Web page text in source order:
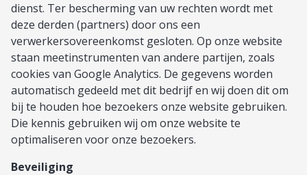
dienst. Ter bescherming van uw rechten wordt met
deze derden (partners) door ons een
verwerkersovereenkomst gesloten. Op onze website
staan meetinstrumenten van andere partijen, zoals
cookies van Google Analytics. De gegevens worden
automatisch gedeeld met dit bedrijf en wij doen dit om
bij te houden hoe bezoekers onze website gebruiken.
Die kennis gebruiken wij om onze website te
optimaliseren voor onze bezoekers.
Beveiliging